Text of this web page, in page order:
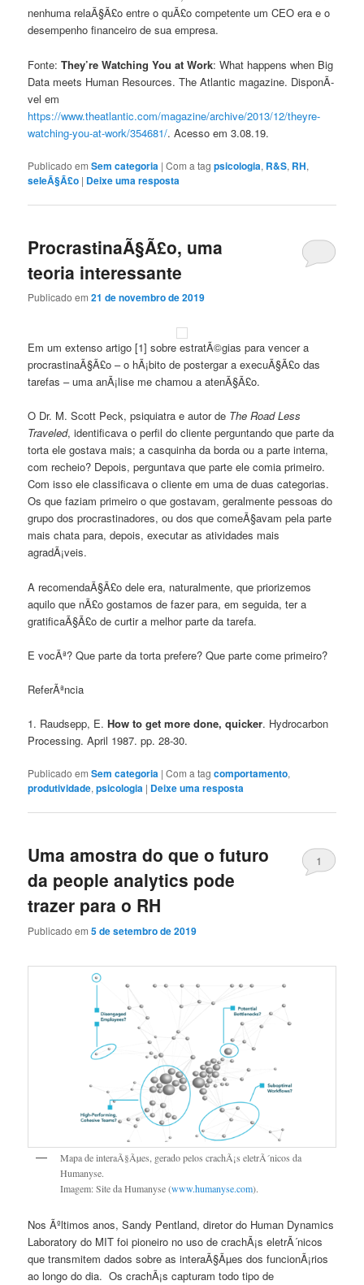
nenhuma relaÃ§Ã£o entre o quÃ£o competente um CEO era e o
desempenho financeiro de sua empresa.
Fonte:They’re Watching You at Work: What happens when Big
Data meets Human Resources. The Atlantic magazine. DisponÃ­
vel em
https://www.theatlantic.com/magazine/archive/2013/12/theyre-
watching-you-at-work/354681/. Acesso em 3.08.19.
Publicado em Sem categoria |Com a tagpsicologia, R&S, RH,
seleÃ§Ã£o | Deixe uma resposta
ProcrastinaÃ§Ã£o, uma
teoria interessante
Publicado em21 de novembro de 2019
Em um extenso artigo [1] sobre estratÃ©gias para vencer a
procrastinaÃ§Ã£o – o hÃ¡bito de postergar a execuÃ§Ã£o das
tarefas – uma anÃ¡lise me chamou a atenÃ§Ã£o.
O Dr. M. Scott Peck, psiquiatra e autor de The Road Less
Traveled, identificava o perfil do cliente perguntando que parte da
torta ele gostava mais; a casquinha da borda ou a parte interna,
com recheio? Depois, perguntava que parte ele comia primeiro.
Com isso ele classificava o cliente em uma de duas categorias.
Os que faziam primeiro o que gostavam, geralmente pessoas do
grupo dos procrastinadores, ou dos que comeÃ§avam pela parte
mais chata para, depois, executar as atividades mais
agradÃ¡veis.
A recomendaÃ§Ã£o dele era, naturalmente, que priorizemos
aquilo que nÃ£o gostamos de fazer para, em seguida, ter a
gratificaÃ§Ã£o de curtir a melhor parte da tarefa.
E vocÃª? Que parte da torta prefere? Que parte come primeiro?
ReferÃªncia
1. Raudsepp, E.How to get more done, quicker. Hydrocarbon
Processing. April 1987. pp. 28-30.
Publicado em Sem categoria |Com a tagcomportamento,
produtividade,psicologia | Deixe uma resposta
Uma amostra do que o futuro
da people analytics pode
trazer para o RH
Publicado em5 de setembro de 2019
1
Mapa de interaÃ§Ãµes, gerado pelos crachÃ¡s eletrÃ´nicos da
Humanyse.
Imagem: Site da Humanyse (www.humanyse.com).
Nos Ãºltimos anos, Sandy Pentland, diretor do Human Dynamics
Laboratory do MIT foi pioneiro no uso de crachÃ¡s eletrÃ´nicos
que transmitem dados sobre as interaÃ§Ãµes dos funcionÃ¡rios
ao longo do dia. Os crachÃ¡s capturam todo tipo de